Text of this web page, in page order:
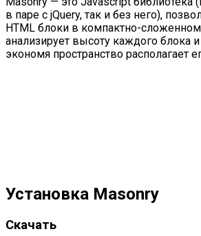
в паре с jQuery, так и без него),
HTML блоки в компактно-
анализирует высоту каждого блока
экономя пространство располагает
Установка Masonry
Скачать